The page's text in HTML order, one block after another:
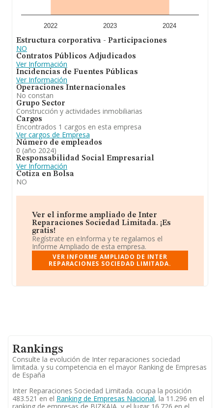
se dedica a activiades profesionales, y en especial, los
servicios de reparación e instalación de persianas,
experimentado un retroceso en el ranking de su sector
(%cnae%). Se ha posicionado más abajo en el ranking
nacional (de todas las empresas presentes en el
territorio) frente al 2023.
2022 2023 2024
Estructura corporativa - Participaciones
NO
Contratos Públicos Adjudicados
Ver Información
Incidencias de Fuentes Públicas
Ver Información
Operaciones Internacionales
No constan
Grupo Sector
Construcción y actividades inmobiliarias
Cargos
Encontrados 1 cargos en esta empresa
Ver cargos de Empresa
Número de empleados
0 (año 2024)
Responsabilidad Social Empresarial
Ver Información
Cotiza en Bolsa
NO
Ver el informe ampliado de Inter
Reparaciones Sociedad Limitada. ¡Es
gratis!
Regístrate en eInforma y te regalamos el
Informe Ampliado de esta empresa.
VER INFORME AMPLIADO DE INTER
REPARACIONES SOCIEDAD LIMITADA.
Rankings
Consulte la evolución de Inter reparaciones sociedad
limitada. y su competencia en el mayor Ranking de Empresas
de España
Inter Reparaciones Sociedad Limitada. ocupa la posición
483.521 en el Ranking de Empresas Nacional, la 11.296 en el